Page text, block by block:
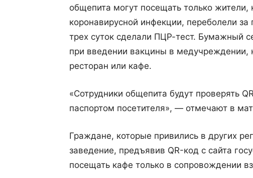
общепита могут посещать только
коронавирусной инфекции, переболели
трех суток сделали ПЦР-тест. Бумажный
при введении вакцины в медучреждении,
ресторан или кафе.
«Сотрудники общепита будут проверять
паспортом посетителя», — отмечают в
Граждане, которые привились в других
заведение, предъявив QR-код с сайта
посещать кафе только в сопровождении